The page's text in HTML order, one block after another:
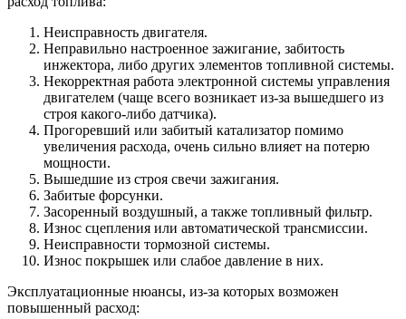
Неисправность двигателя.
Неправильно настроенное зажигание, забитость
инжектора, либо других элементов топливной системы.
Некорректная работа электронной системы управления
двигателем (чаще всего возникает из-за вышедшего из
строя какого-либо датчика).
Прогоревший или забитый катализатор помимо
увеличения расхода, очень сильно влияет на потерю
мощности.
Вышедшие из строя свечи зажигания.
Забитые форсунки.
Засоренный воздушный, а также топливный фильтр.
Износ сцепления или автоматической трансмиссии.
Неисправности тормозной системы.
Износ покрышек или слабое давление в них.
Эксплуатационные нюансы, из-за которых возможен
повышенный расход: